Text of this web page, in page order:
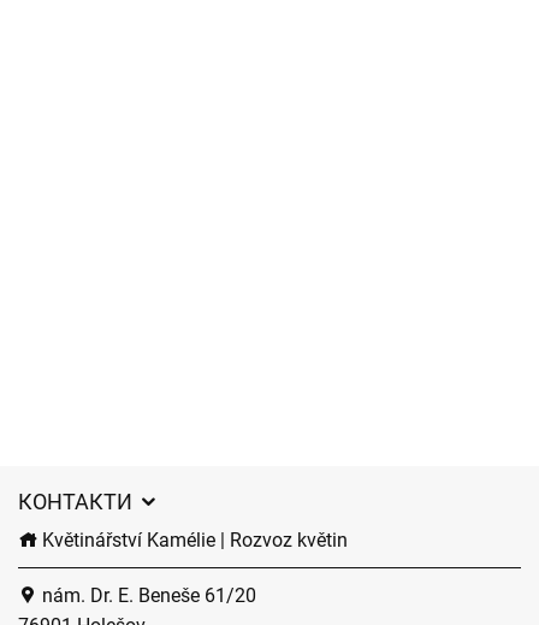
КОНТАКТИ
Květinářství Kamélie | Rozvoz květin
nám. Dr. E. Beneše 61/20